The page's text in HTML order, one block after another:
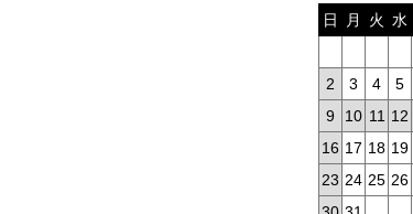
日
月 火 水
2
3 4 5
9
10 11 12
16 17 18 19
23 24 25 26